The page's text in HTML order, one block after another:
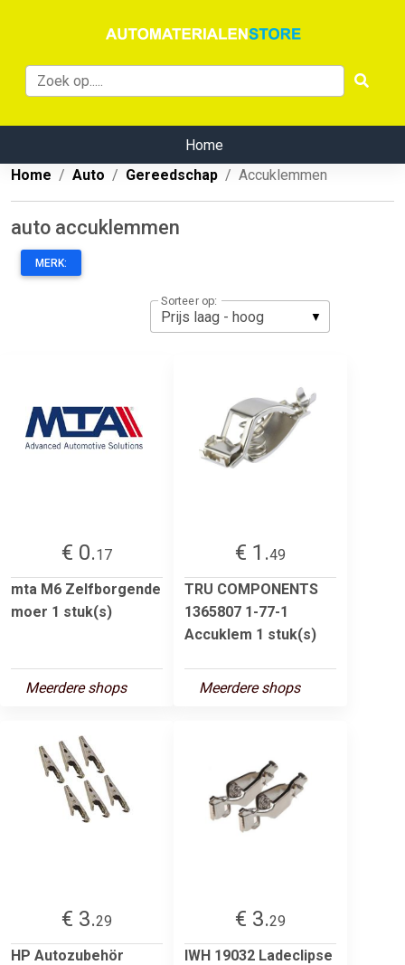
Home
Home
Auto Gereedschap Accuklemmen
auto accuklemmen
MERK:
Sorteer op:
€ 0.17
mta M6 Zelfborgende
moer 1 stuk(s)
Meerdere shops
€ 1.49
TRU COMPONENTS
1365807 1-77-1
Accuklem 1 stuk(s)
Meerdere shops
€ 3.29
HP Autozubehör
€ 3.29
IWH 19032 Ladeclipse